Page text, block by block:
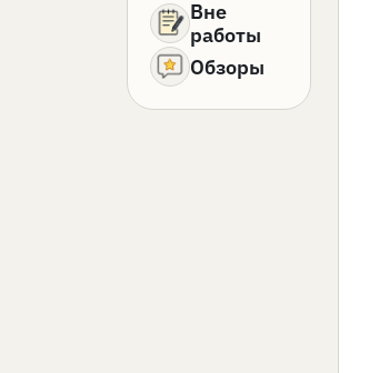
Вне
работы
Обзоры